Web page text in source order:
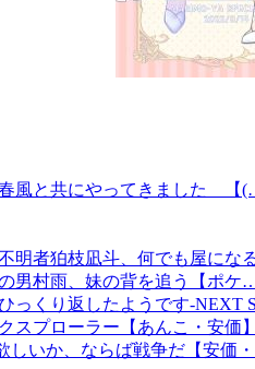
風と共にやってきました 【
明者狛枝凪斗、何でも屋にな
男村雨、妹の背を追う【ポケ
っくり返したようです-NEXT
スプローラー【あんこ・安価
しいか、ならば戦争だ【安価